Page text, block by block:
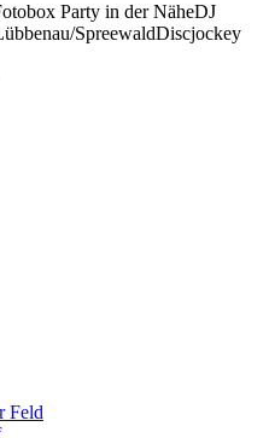
Party in der NäheDJ
SpreewaldDiscjockey
Feld